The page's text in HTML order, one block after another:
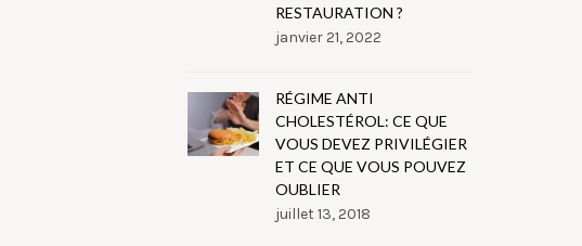
RESTAURATION ?
janvier 21, 2022
RÉGIME ANTI
CHOLESTÉROL: CE QUE
VOUS DEVEZ PRIVILÉGIER
ET CE QUE VOUS POUVEZ
OUBLIER
juillet 13, 2018